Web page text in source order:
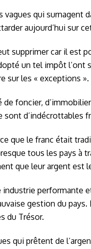
qui surnagent
aujourd’hui
supprimer car il est
un tel impôt l’ont
sur les « exceptions ».
foncier,
sont d’indécrottables
que le franc était
tous les pays
que leur argent
performante
gestion du
du Trésor.
qui prêtent de